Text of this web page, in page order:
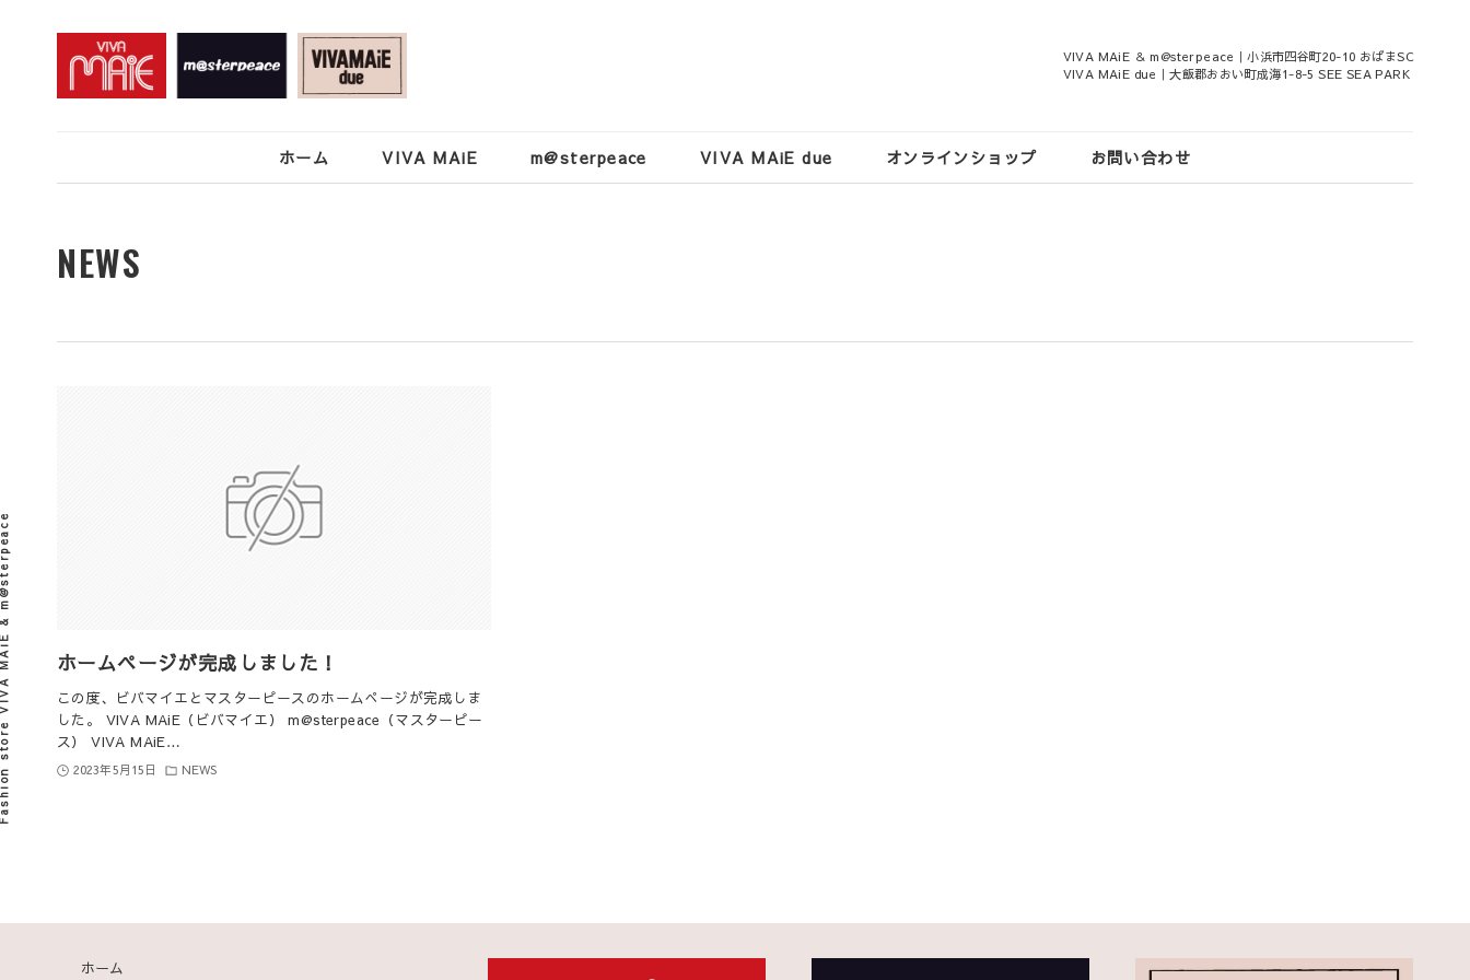
VIVA MAiE ＆ m@sterpeace｜小浜市四谷町20-10 おばまSC
VIVA MAiE due｜大飯郡おおい町成海1-8-5 SEE SEA PARK
ホーム VIVA MAiE m@sterpeace VIVA MAiE due オンラインショップ お問い合わせ
m@sterpeace
NEWS
ホームページが完成しました！
この度、ビバマイエとマスターピースのホームぺージが完成しま
した。 VIVA MAiE（ビバマイエ） m@sterpeace（マスターピー
ス） VIVA MAiE…
2023年5月15日 NEWS
ホーム